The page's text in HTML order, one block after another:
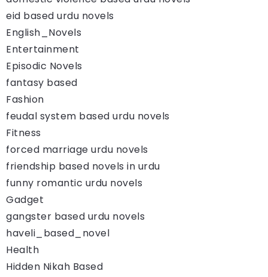
eid based urdu novels
English_Novels
Entertainment
Episodic Novels
fantasy based
Fashion
feudal system based urdu novels
Fitness
forced marriage urdu novels
friendship based novels in urdu
funny romantic urdu novels
Gadget
gangster based urdu novels
haveli_based_novel
Health
Hidden Nikah Based